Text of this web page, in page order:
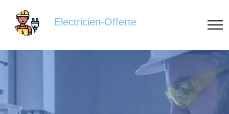
Electricien-Offerte